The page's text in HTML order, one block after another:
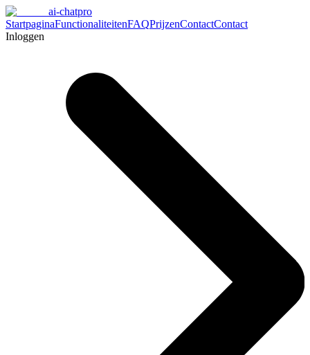
ai-chatpro
StartpaginaFunctionaliteitenFAQPrijzenContactContact
Inloggen